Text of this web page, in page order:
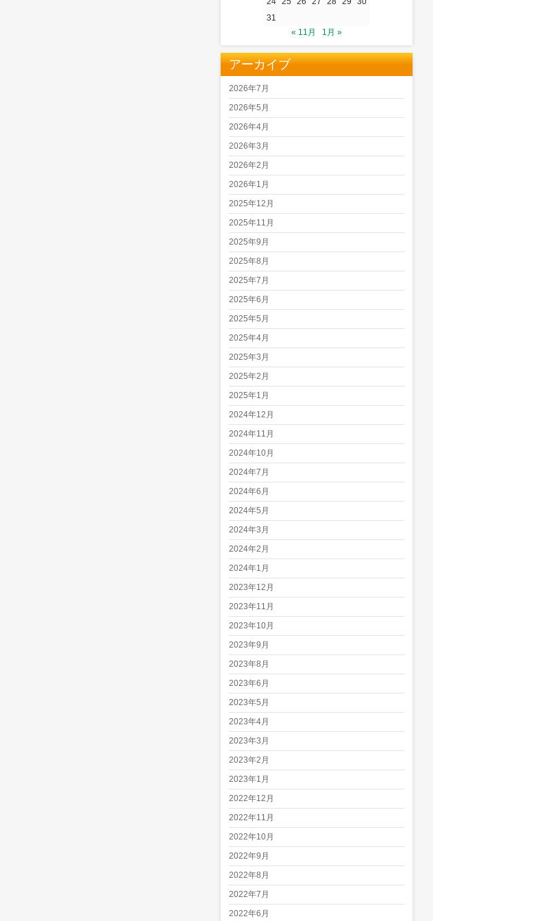
31
« 11月
1月 »
アーカイブ
2026年7月
2026年5月
2026年4月
2026年3月
2026年2月
2026年1月
2025年12月
2025年11月
2025年9月
2025年8月
2025年7月
2025年6月
2025年5月
2025年4月
2025年3月
2025年2月
2025年1月
2024年12月
2024年11月
2024年10月
2024年7月
2024年6月
2024年5月
2024年3月
2024年2月
2024年1月
2023年12月
2023年11月
2023年10月
2023年9月
2023年8月
2023年6月
2023年5月
2023年4月
2023年3月
2023年2月
2023年1月
2022年12月
2022年11月
2022年10月
2022年9月
2022年8月
2022年7月
2022年6月